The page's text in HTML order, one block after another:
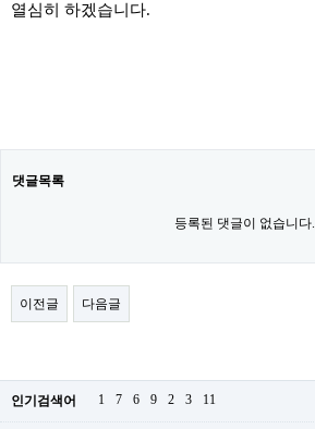
열심히 하겠습니다.
댓글목록
등록된 댓글이 없습니다.
이전글 다음글
인기검색어 1 7 6 9 2 3 11